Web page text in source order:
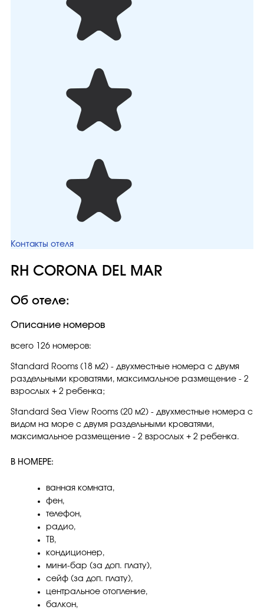
Контакты отеля
RH CORONA DEL MAR
Об отеле:
Описание номеров
всего 126 номеров:
Standard Rooms (18 м2) - двухместные номера с двумя
раздельными кроватями, максимальное размещение - 2
взрослых + 2 ребенка;
Standard Sea View Rooms (20 м2) - двухместные номера c
видом на море с двумя раздельными кроватями,
максимальное размещение - 2 взрослых + 2 ребенка.
В НОМЕРЕ:
ванная комната,
фен,
телефон,
радио,
ТВ,
кондиционер,
мини-бар (за доп. плату),
сейф (за доп. плату),
центральное отопление,
балкон,